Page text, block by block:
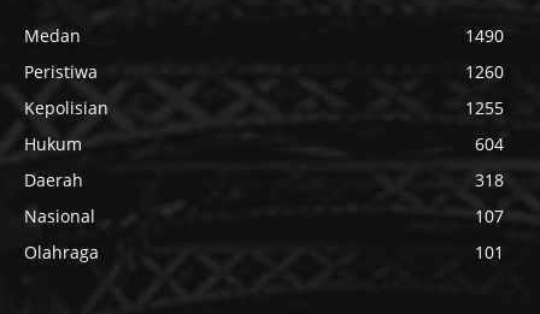
Medan
1490
Peristiwa
1260
Kepolisian
1255
Hukum
604
Daerah
318
Nasional
107
Olahraga
101